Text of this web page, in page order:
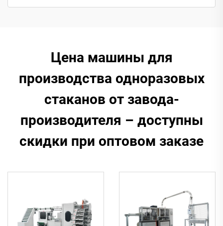
Цена машины для
производства одноразовых
стаканов от завода-
производителя – доступны
скидки при оптовом заказе